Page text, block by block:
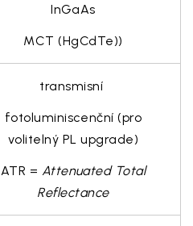
InGaAs
MCT (HgCdTe))
transmisní
fotoluminiscenční (pro
volitelný PL upgrade)
ATR = Attenuated Total
Reflectance